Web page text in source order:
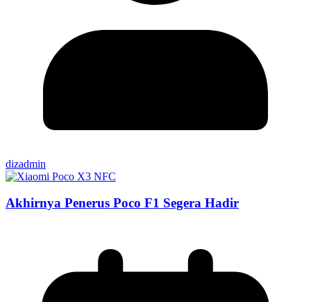
dizadmin
Akhirnya Penerus Poco F1 Segera Hadir